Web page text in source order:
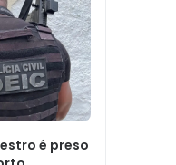
é preso